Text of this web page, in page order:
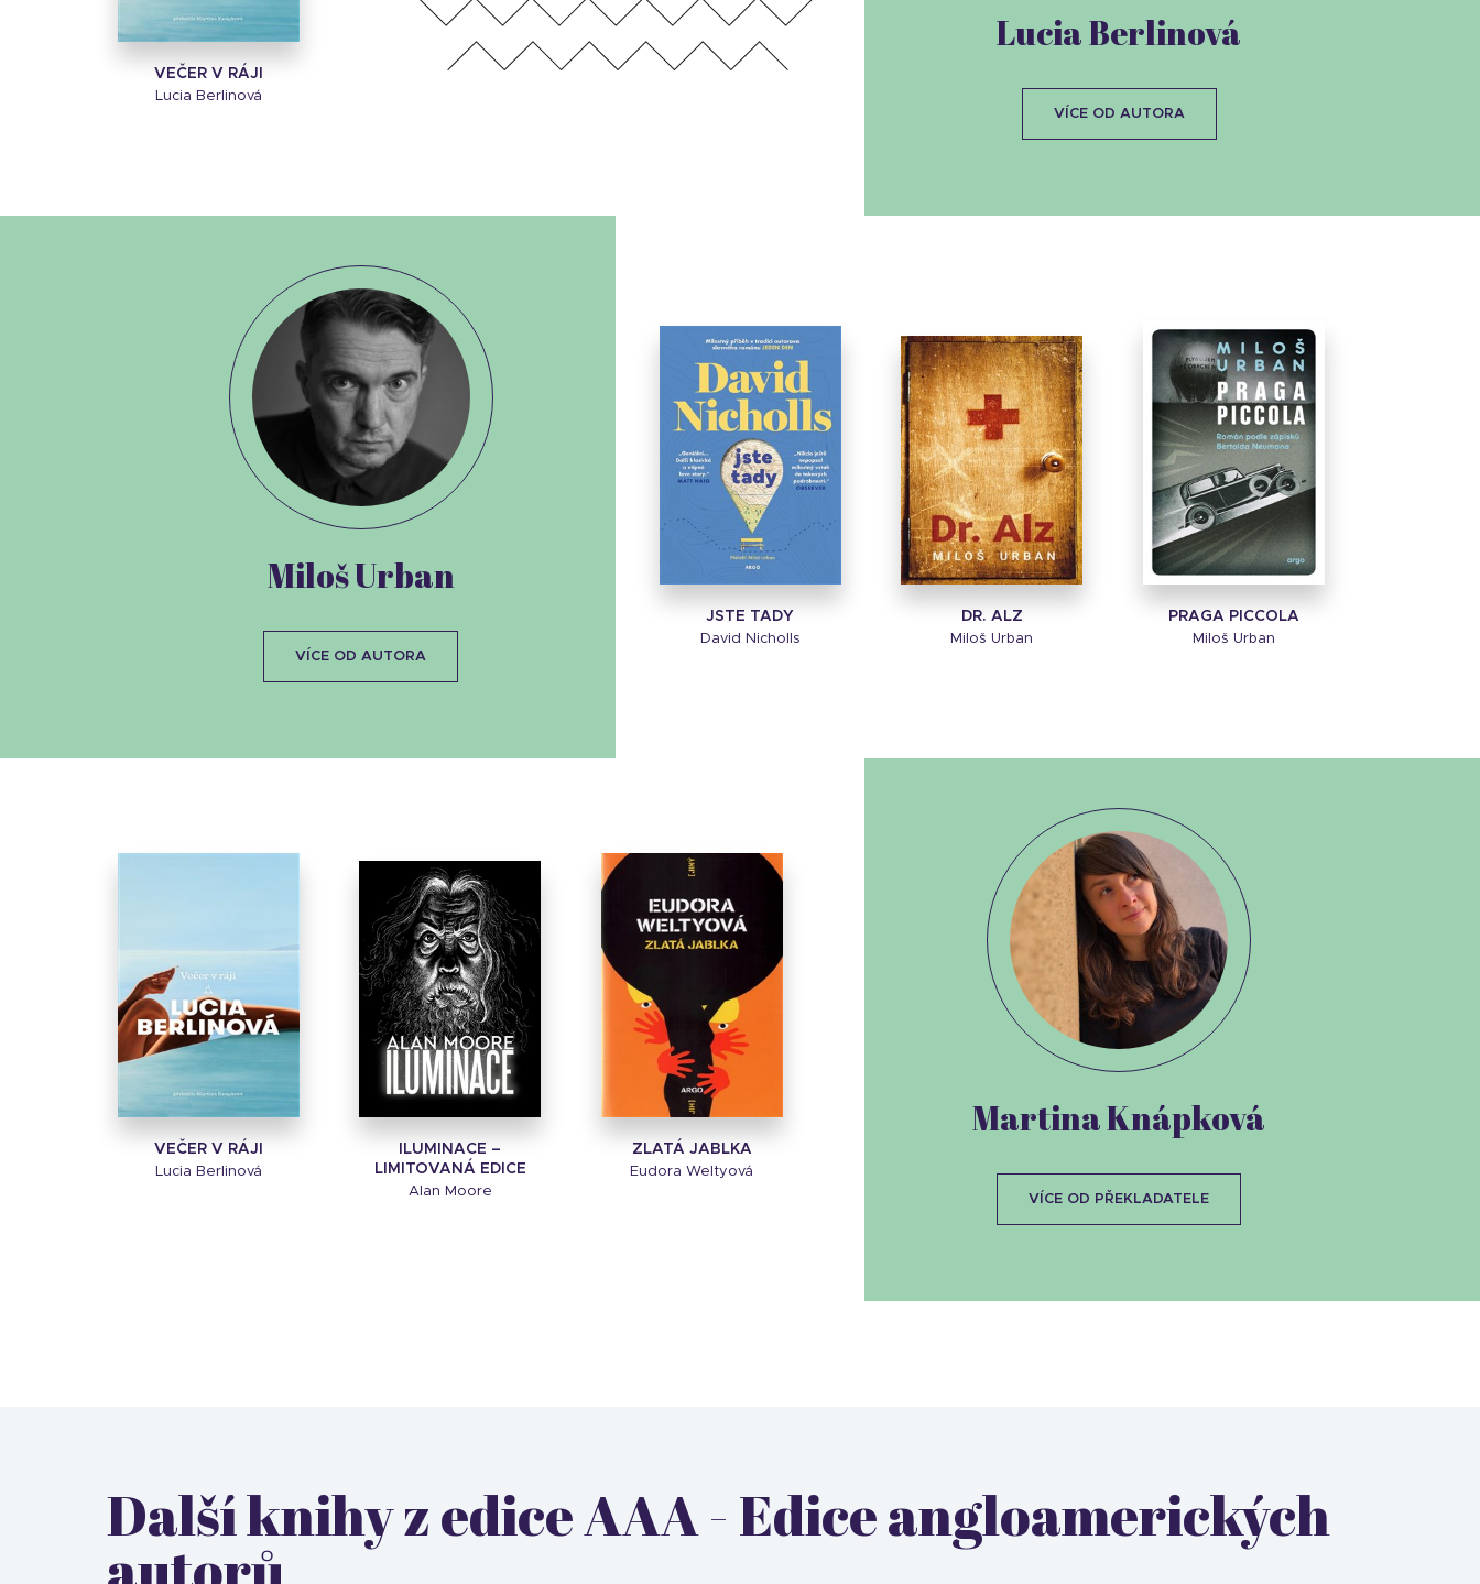
VEČER V RÁJI
Lucia Berlinová
Lucia Berlinová
VÍCE OD AUTORA
JSTE TADY
David Nicholls
DR. ALZ
Miloš Urban
PRAGA PICCOLA
Miloš Urban
Miloš Urban
VÍCE OD AUTORA
VEČER V RÁJI
Lucia Berlinová
ILUMINACE –
LIMITOVANÁ EDICE
Alan Moore
ZLATÁ JABLKA
Eudora Weltyová
Martina Knápková
VÍCE OD PŘEKLADATELE
Další knihy z edice AAA - Edice angloamerických